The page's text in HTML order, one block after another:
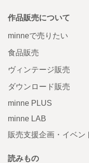
作品販売について
minneで売りたい
食品販売
ヴィンテージ販売
ダウンロード販売
minne PLUS
minne LAB
販売支援企画・イベン
読みもの